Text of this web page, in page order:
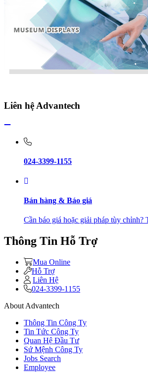
Liên hệ Advantech
024-3399-1155
Bán hàng & Báo giá
Cần báo giá hoặc giải pháp tùy chỉnh?
Thông Tin Hỗ Trợ
Mua Online
Hỗ Trợ
Liên Hệ
024-3399-1155
About Advantech
Thông Tin Công Ty
Tin Tức Công Ty
Quan Hệ Đầu Tư
Sứ Mệnh Công Ty
Jobs Search
Employee